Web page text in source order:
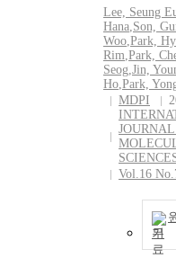
Lee, Seung
Hana,Son,
Woo,Park,
Rim,Park,
Seog,Jin,
Ho,Park,
MDPI
Vol.16
기